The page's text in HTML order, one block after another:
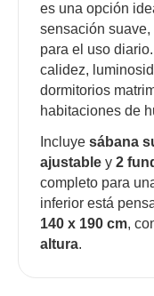
es una opción
sensación
para el uso
calidez,
dormitorios
habitaciones de
Incluye sábana
ajustable y 2
completo para
inferior está
140 x 190 cm,
altura.